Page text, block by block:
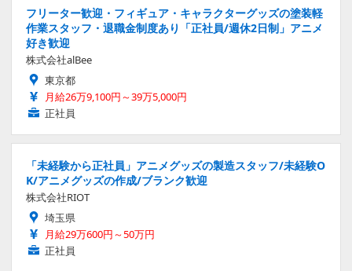
フリーター歓迎・フィギュア・キャラクターグッズの塗装軽
作業スタッフ・退職金制度あり「正社員/週休2日制」アニメ
好き歓迎
株式会社alBee
東京都
月給26万9,100円～39万5,000円
正社員
「未経験から正社員」アニメグッズの製造スタッフ/未経験O
K/アニメグッズの作成/ブランク歓迎
株式会社RIOT
埼玉県
月給29万600円～50万円
正社員